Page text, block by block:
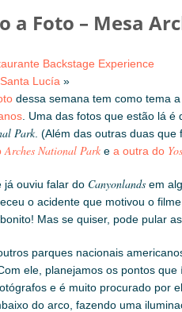
a Foto – Mesa
Backstage Experience
Lucía »
dessa semana tem como tema
. Uma das fotos que estão lá é
Park. (Além das outras duas que
Arches National Park e a outra do
já ouviu falar do Canyonlands em
o acidente que motivou o filme
Mas se quiser, pode pular
parques nacionais
ele, planejamos os pontos que
e é muito procurado por
do arco, fazendo uma